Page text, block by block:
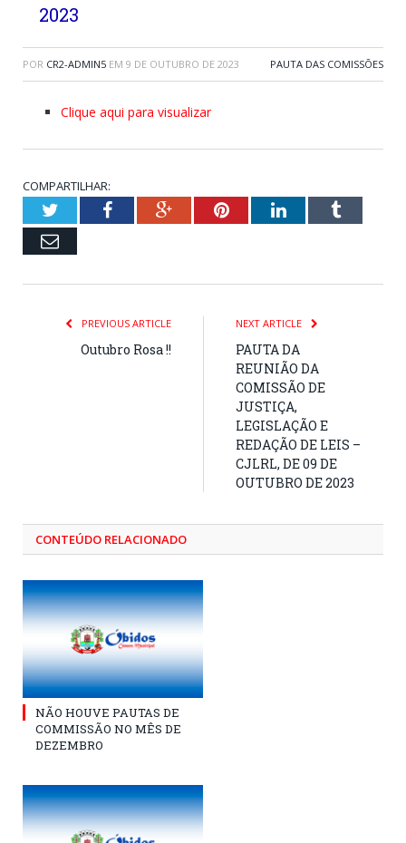
2023
POR CR2-ADMIN5 EM 9 DE OUTUBRO DE 2023 PAUTA DAS COMISSÕES
Clique aqui para visualizar
COMPARTILHAR:
TwitterFacebookGoogle+PinterestLinkedInTumblr
Email
PREVIOUS ARTICLE
Outubro Rosa !!
NEXT ARTICLE
PAUTA DA
REUNIÃO DA
COMISSÃO DE
JUSTIÇA,
LEGISLAÇÃO E
REDAÇÃO DE LEIS –
CJLRL, DE 09 DE
OUTUBRO DE 2023
CONTEÚDO RELACIONADO
NÃO HOUVE PAUTAS DE
COMMISSÃO NO MÊS DE
DEZEMBRO